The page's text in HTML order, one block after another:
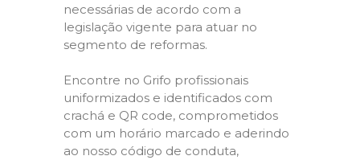
necessárias de acordo com a
legislação vigente para atuar no
segmento de reformas.
Encontre no Grifo profissionais
uniformizados e identificados com
crachá e QR code, comprometidos
com um horário marcado e aderindo
ao nosso código de conduta,